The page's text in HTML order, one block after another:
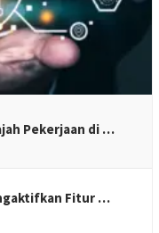
Pekerjaan di …
Fitur …